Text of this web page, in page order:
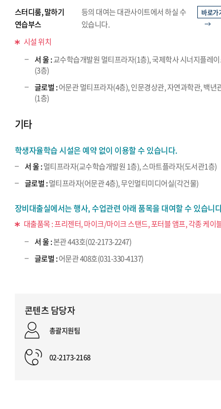
스터디룸, 말하기
연습부스
등의 대여는 대관사이트에서 하실 수
있습니다.
바로가
시설 위치
서 울 :교수학습개발원 멀티프라자(1층), 국제학사 시너지플레
(3층)
글로벌 :어문관 멀티프라자(4층), 인문경상관, 자연과학관, 백년
(1층)
기타
학생자율학습 시설은 예약 없이 이용할 수 있습니다.
서 울 :멀티프라자(교수학습개발원 1층), 스마트플라자(도서관1층)
글로벌 :멀티프라자(어문관 4층), 무인멀티미디어실(각건물)
장비대출실에서는 행사, 수업관련 아래 품목을 대여할 수 있습니
대출품목 : 프리젠터, 마이크/마이크 스탠드, 포터블 앰프, 각종 케이
서 울 :본관 443호(02-2173-2247)
글로벌 :어문관 408호(031-330-4137)
콘텐츠 담당자
총괄지원팀
02-2173-2168